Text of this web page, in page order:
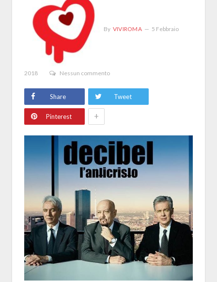
By VIVIROMA 5 Febbraio
2018 Nessun commento
Share Tweet
Pinterest +